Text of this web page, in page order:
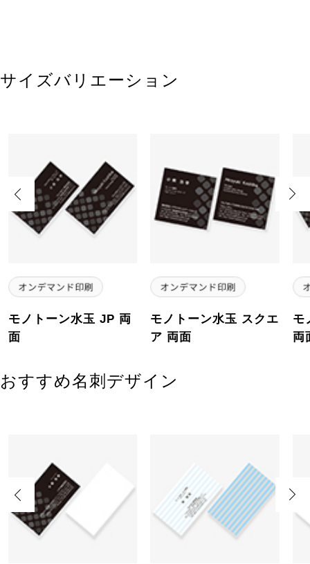
サイズバリエーション
モノトーン水玉 JP 両
面
モノトーン水玉 スクエ
ア 両面
モ
両
Previous Next
おすすめ名刺デザイン
Previous Next